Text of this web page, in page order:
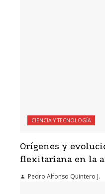
CIENCIA Y TECNOLOGÍA
Orígenes y
flexitariana en la
Pedro Alfonso Quintero J.